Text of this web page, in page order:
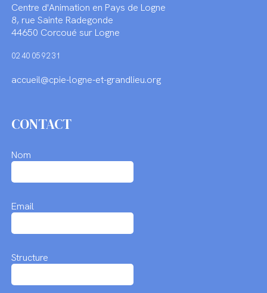
Centre d'Animation en Pays de Logne
8, rue Sainte Radegonde
44650 Corcoué sur Logne
02 40 05 92 31
accueil@cpie-logne-et-grandlieu.org
CONTACT
Nom
Email
Structure